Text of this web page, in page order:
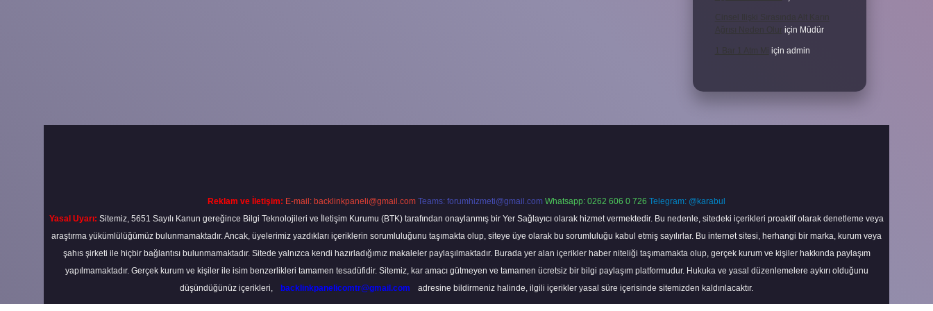
Cinsel Ilişki Sırasında Alt Karın
Ağrısı Neden Olur için Müdür
1 Bar 1 Atm Mi için admin
Reklam ve İletişim: E-mail: backlinkpaneli@gmail.com Teams: forumhizmeti@gmail.com Whatsapp: 0262 606 0 726 Telegram: @karabul
Yasal Uyarı: Sitemiz, 5651 Sayılı Kanun gereğince Bilgi Teknolojileri ve İletişim Kurumu (BTK) tarafından onaylanmış bir Yer Sağlayıcı olarak hizmet vermektedir. Bu nedenle, sitedeki içerikleri proaktif olarak denetleme veya
araştırma yükümlülüğümüz bulunmamaktadır. Ancak, üyelerimiz yazdıkları içeriklerin sorumluluğunu taşımakta olup, siteye üye olarak bu sorumluluğu kabul etmiş sayılırlar. Bu internet sitesi, herhangi bir marka, kurum veya
şahıs şirketi ile hiçbir bağlantısı bulunmamaktadır. Sitede yalnızca kendi hazırladığımız makaleler paylaşılmaktadır. Burada yer alan içerikler haber niteliği taşımamakta olup, gerçek kurum ve kişiler hakkında paylaşım
yapılmamaktadır. Gerçek kurum ve kişiler ile isim benzerlikleri tamamen tesadüfidir. Sitemiz, kar amacı gütmeyen ve tamamen ücretsiz bir bilgi paylaşım platformudur. Hukuka ve yasal düzenlemelere aykırı olduğunu
düşündüğünüz içerikleri,
backlinkpanelicomtr@gmail.com adresine bildirmeniz halinde, ilgili içerikler yasal süre içerisinde sitemizden kaldırılacaktır.